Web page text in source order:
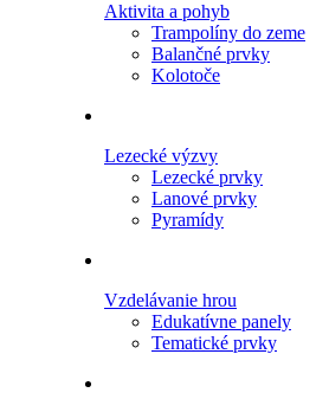
Aktivita a pohyb
Trampolíny do zeme
Balančné prvky
Kolotoče
Lezecké výzvy
Lezecké prvky
Lanové prvky
Pyramídy
Vzdelávanie hrou
Edukatívne panely
Tematické prvky